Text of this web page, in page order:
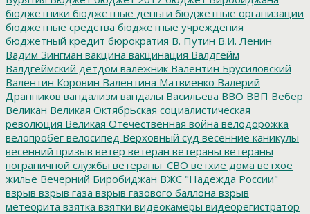
бюджетники бюджетные деньги бюджетные организации
бюджетные средства бюджетные учреждения
бюджетный кредит бюрократия В. Путин В.И. Ленин
Вадим Зингман вакцина вакцинация Валдгейм
Валдгеймский детдом валежник Валентин Брусиловский
Валентин Коровин Валентина Матвиенко Валерий
Дранников вандализм вандалы Васильева ВВО ВВП Вебер
Великан Великая Октябрьская социалистическая
революция Великая Отечественная война велодорожка
велопробег велосипед Верховный суд весенние каникулы
весенний призыв ветер ветеран ветераны ветераны
пограничной службы ветераны_СВО ветхие дома ветхое
жилье Вечерний Биробиджан ВЖС "Надежда России"
взрыв взрыв газа взрыв газового баллона взрыв
метеорита взятка взятки видеокамеры видеорегистратор